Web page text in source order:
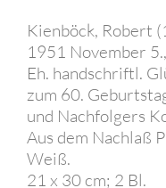
Kienböck, Robert
1951 November
Eh. handschriftl.
zum 60.
und Nachfolgers
Aus dem Nachlaß
Weiß.
21 x 30 cm; 2 Bl.